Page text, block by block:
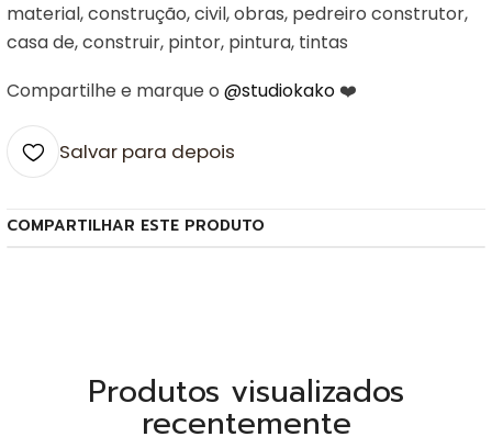
material, construção, civil, obras, pedreiro construtor,
casa de, construir, pintor, pintura, tintas
Compartilhe e marque o @studiokako ❤️
Salvar para depois
COMPARTILHAR ESTE PRODUTO
Produtos visualizados
recentemente